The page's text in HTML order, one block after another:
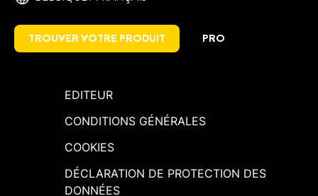
TROUVER VOTRE PRODUIT PRO
EDITEUR
CONDITIONS GÉNÉRALES
COOKIES
DÉCLARATION DE PROTECTION DES
DONNÉES